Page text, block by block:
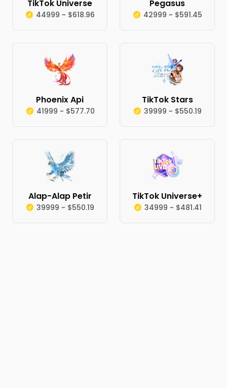
TikTok Universe
44999 ~ $618.96
Pegasus
42999 ~ $591.45
Phoenix Api
41999 ~ $577.70
TikTok Stars
39999 ~ $550.19
Alap-Alap Petir
39999 ~ $550.19
TikTok Universe+
34999 ~ $481.41